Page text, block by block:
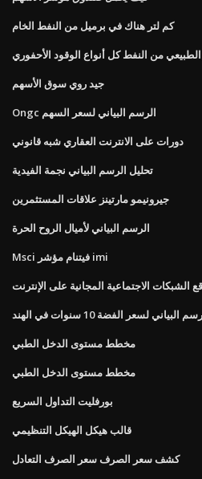
كم لتر هناك في برميل من النفط الخام
الطبيعي من النفط كل أنواع الوقود الأحفوري
جيد روي سوق الأسهم
Ongc الرسم البياني لسعر السهم
دورات على الانترنت العقاري شبه قانوني
تحليل الرسم البياني نجمة الفيدية
جيرونيمو مارتينز علاقات المستثمرين
الرسم البياني لأميال الروح الحرة
Msci فيتنام مؤشر imi
الشبكات الاجتماعية المجانية على الإنترنت
البياني لسعر الفضة 10 سنوات في الهند
مخطط مستوى الدخل الطبي
مخطط مستوى الدخل الطبي
بورفليت التداول السريع
قالب هيكل الهيكل التنظيمي
كشف سعر الصرف سعر الصرف التعادل